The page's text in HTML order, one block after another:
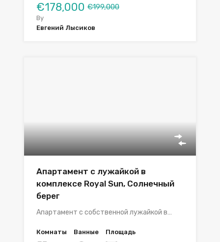
€178,000 €199,000
By
Евгений Лысиков
Апартамент с лужайкой в
комплексе Royal Sun, Солнечный
берег
Апартамент с собственной лужайкой в…
Комнаты Ванные Площадь